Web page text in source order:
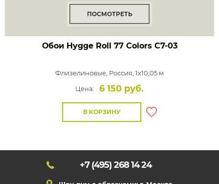
ПОСМОТРЕТЬ
Обои Hygge Roll 77 Colors C7-03
Флизелиновые, Россия, 1x10,05 м
Цена:
6 150 руб.
В КОРЗИНУ
+7 (495) 268 14 24